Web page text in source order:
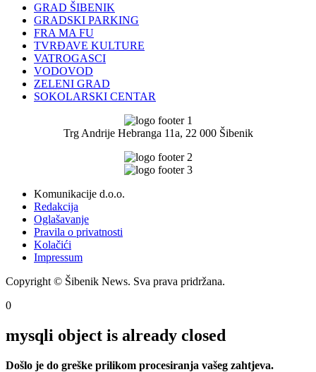
GRAD ŠIBENIK
GRADSKI PARKING
FRA MA FU
TVRĐAVE KULTURE
VATROGASCI
VODOVOD
ZELENI GRAD
SOKOLARSKI CENTAR
Trg Andrije Hebranga 11a, 22 000 Šibenik
Komunikacije d.o.o.
Redakcija
Oglašavanje
Pravila o privatnosti
Kolačići
Impressum
Copyright © Šibenik News. Sva prava pridržana.
0
mysqli object is already closed
Došlo je do greške prilikom procesiranja vašeg zahtjeva.